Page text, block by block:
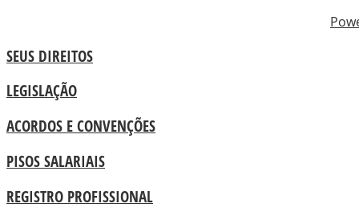
SEUS DIREITOS
LEGISLAÇÃO
ACORDOS E CONVENÇÕES
PISOS SALARIAIS
REGISTRO PROFISSIONAL